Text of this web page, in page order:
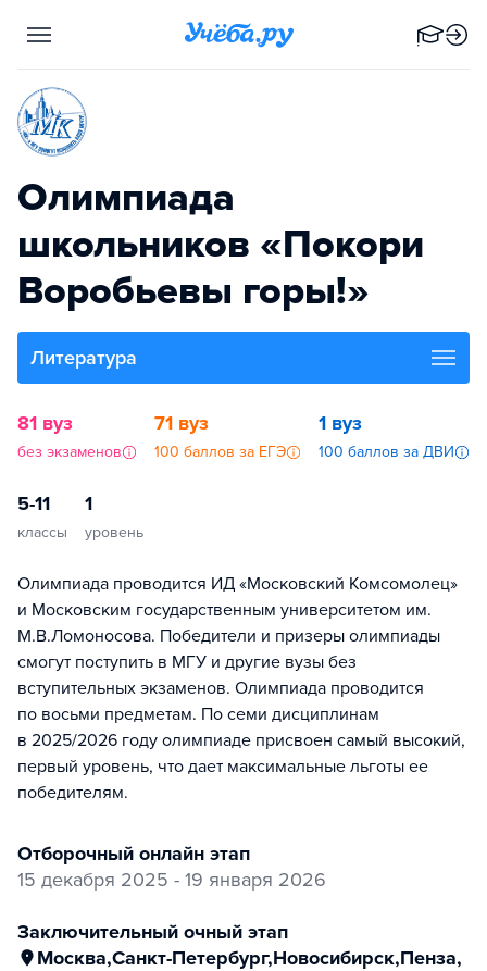
Олимпиада
школьников «Покори
Воробьевы горы!»
Литература
81 вуз
без экзаменов
71 вуз
100 баллов за ЕГЭ
1 вуз
100 баллов за ДВИ
5-11
классы
1
уровень
Олимпиада проводится ИД «Московский Комсомолец»
и Московским государственным университетом им.
М.В.Ломоносова. Победители и призеры олимпиады
смогут поступить в МГУ и другие вузы без
вступительных экзаменов. Олимпиада проводится
по восьми предметам. По семи дисциплинам
в 2025/2026 году олимпиаде присвоен самый высокий,
первый уровень, что дает максимальные льготы ее
победителям.
отборочный онлайн этап
15 декабря 2025 - 19 января 2026
заключительный очный этап
Москва,Санкт-Петербург,Новосибирск,Пенза,